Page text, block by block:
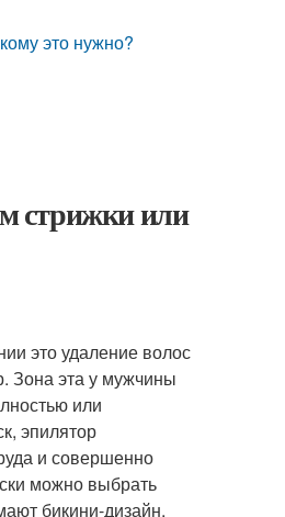
это нужно?
стрижки или
это удаление волос
Зона эта у мужчины
или
эпилятор
и совершенно
можно выбрать
бикини-дизайн,